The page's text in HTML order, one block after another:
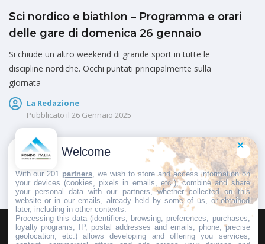
Sci nordico e biathlon – Programma e orari
delle gare di domenica 26 gennaio
Si chiude un altro weekend di grande sport in tutte le
discipline nordiche. Occhi puntati principalmente sulla
giornata
La Redazione
Pubblicato il 26 Gennaio 2025
3
Welcome
With our 201 partners , we wish to store and access information on
your devices (cookies, pixels in emails, etc.), combine and share
your personal data with our partners, whether collected on this
website or in our emails, already held by some of us, or obtained
later, including in other contexts.
Processing this data (identifiers, browsing, preferences, purchases,
loyalty programs, IP, postal addresses and emails, phone, precise
geolocation, etc.) allows developing and offering you services,